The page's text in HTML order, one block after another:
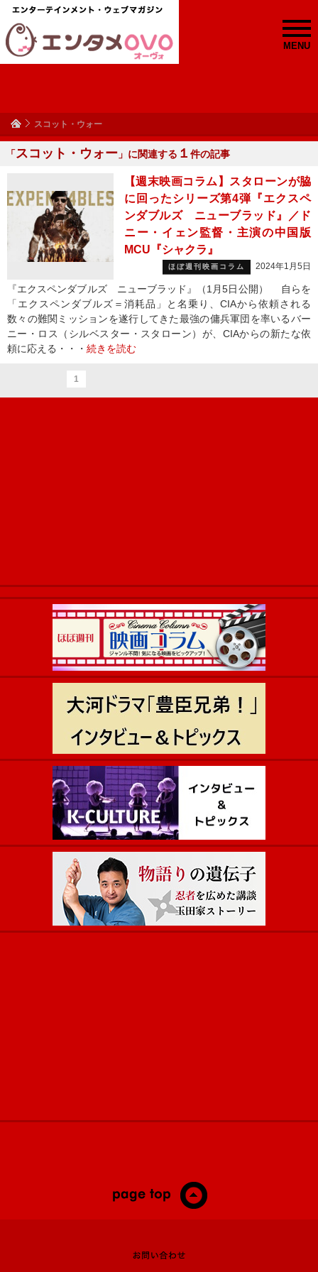
MENU
スコット・ウォー
「スコット・ウォー 」に関連する １ 件の記事
【週末映画コラム】スタローンが脇
に回ったシリーズ第4弾『エクスペ
ンダブルズ ニューブラッド』／ド
ニー・イェン監督・主演の中国版
MCU『シャクラ』
ほぼ週刊映画コラム 2024年1月5日
『エクスペンダブルズ ニューブラッド』（1月5日公開） 自らを
「エクスペンダブルズ＝消耗品」と名乗り、CIAから依頼される
数々の難関ミッションを遂行してきた最強の傭兵軍団を率いるバー
ニー・ロス（シルベスター・スタローン）が、CIAからの新たな依
頼に応える・・・ 続きを読む
1